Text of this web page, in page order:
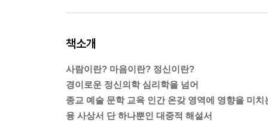
책소개
사람이란? 마음이란? 정신이란?
경이로운 정신의학 심리학을 넘어
종교 예술 문학 교육 인간 온갖 영역에 영향을 미치
융 사상서 단 하나뿐인 대중적 해설서